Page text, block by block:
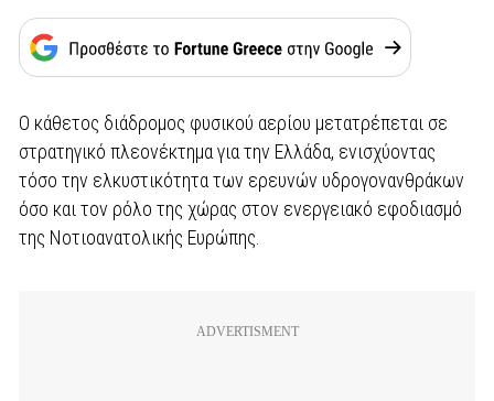
Ο κάθετος διάδρομος φυσικού αερίου μετατρέπεται σε
στρατηγικό πλεονέκτημα για την Ελλάδα, ενισχύοντας
τόσο την ελκυστικότητα των ερευνών υδρογονανθράκων
όσο και τον ρόλο της χώρας στον ενεργειακό εφοδιασμό
της Νοτιοανατολικής Ευρώπης.